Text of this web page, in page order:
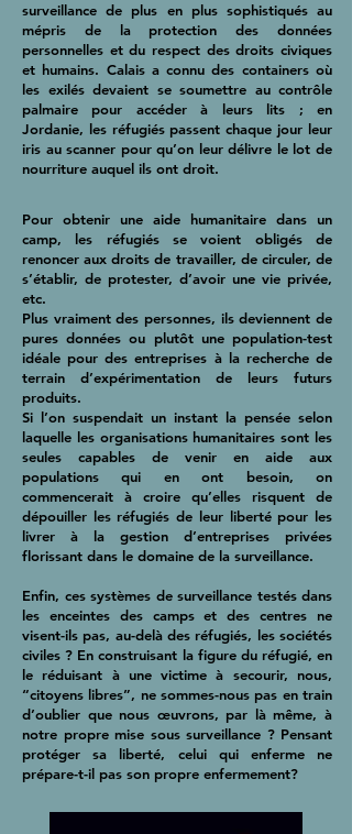
surveillance de plus en plus sophistiqués au
mépris de la protection des données
personnelles et du respect des droits civiques
et humains. Calais a connu des containers où
les exilés devaient se soumettre au contrôle
palmaire pour accéder à leurs lits ; en
Jordanie, les réfugiés passent chaque jour leur
iris au scanner pour qu’on leur délivre le lot de
nourriture auquel ils ont droit.
Pour obtenir une aide humanitaire dans un
camp, les réfugiés se voient obligés de
renoncer aux droits de travailler, de circuler, de
s’établir, de protester, d’avoir une vie privée,
etc.
Plus vraiment des personnes, ils deviennent de
pures données ou plutôt une population-test
idéale pour des entreprises à la recherche de
terrain d’expérimentation de leurs futurs
produits.
Si l’on suspendait un instant la pensée selon
laquelle les organisations humanitaires sont les
seules capables de venir en aide aux
populations qui en ont besoin, on
commencerait à croire qu’elles risquent de
dépouiller les réfugiés de leur liberté pour les
livrer à la gestion d’entreprises privées
florissant dans le domaine de la surveillance.
Enfin, ces systèmes de surveillance testés dans
les enceintes des camps et des centres ne
visent-ils pas, au-delà des réfugiés, les sociétés
civiles ? En construisant la figure du réfugié, en
le réduisant à une victime à secourir, nous,
“citoyens libres”, ne sommes-nous pas en train
d’oublier que nous œuvrons, par là même, à
notre propre mise sous surveillance ? Pensant
protéger sa liberté, celui qui enferme ne
prépare-t-il pas son propre enfermement?